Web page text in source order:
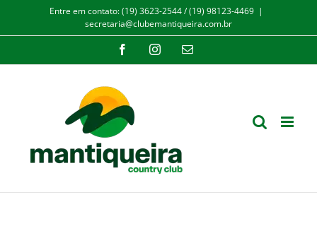
conteúdo
Entre em contato: (19) 3623-2544 / (19) 98123-4469 |
secretaria@clubemantiqueira.com.br
FacebookInstagram
E-